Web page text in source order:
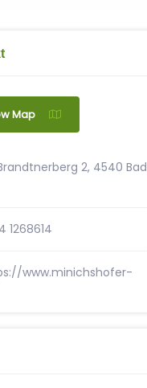
Map
2, 4540 Bad
1268614
www.minichshofer-